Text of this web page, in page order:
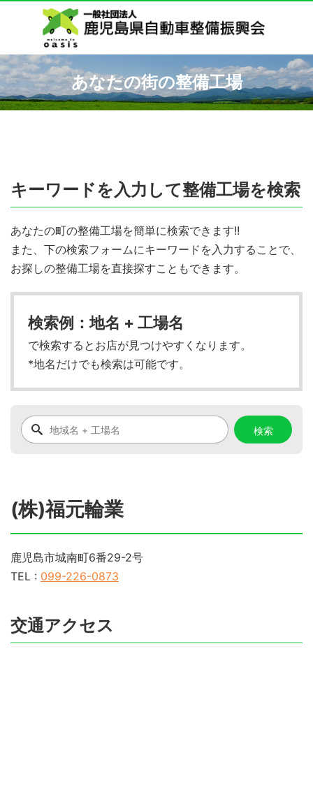
あなたの街の整備工場
キーワードを入力して整備工場を検索
あなたの町の整備工場を簡単に検索できます!!
また、下の検索フォームにキーワードを入力することで、
お探しの整備工場を直接探すこともできます。
検索例：地名 + 工場名
で検索するとお店が見つけやすくなります。
*地名だけでも検索は可能です。
(株)福元輪業
鹿児島市城南町6番29-2号
TEL : 099-226-0873
交通アクセス